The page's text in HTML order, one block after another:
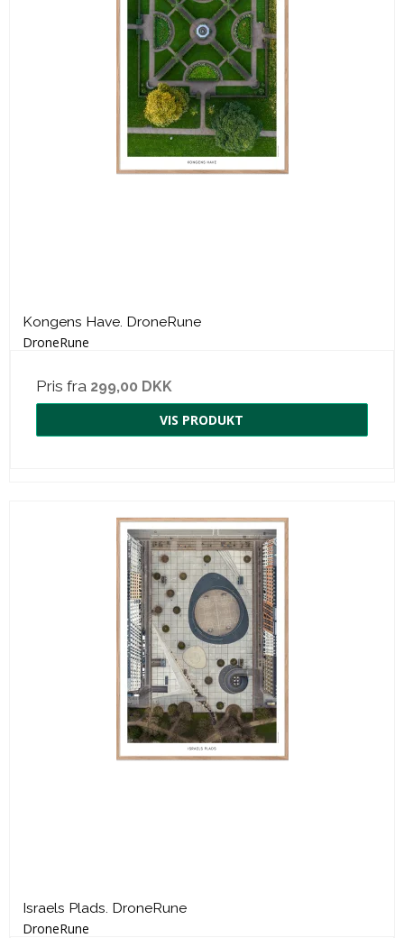
Kongens Have. DroneRune
DroneRune
Pris fra 299,00 DKK
VIS PRODUKT
Israels Plads. DroneRune
DroneRune